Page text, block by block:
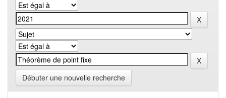
Débuter une nouvelle recherche